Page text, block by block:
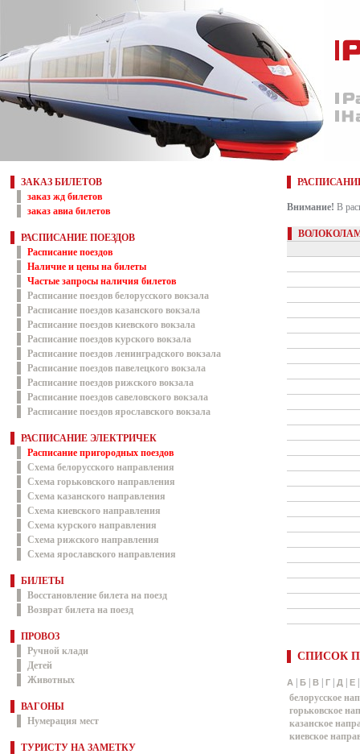
ЗАКАЗ БИЛЕТОВ
заказ жд билетов
заказ авиа билетов
РАСПИСАНИЕ ПОЕЗДОВ
Расписание поездов
Наличие и цены на билеты
Частые запросы наличия билетов
Расписание поездов белорусского вокзала
Расписание поездов казанского вокзала
Расписание поездов киевского вокзала
Расписание поездов курского вокзала
Расписание поездов ленинградского вокзала
Расписание поездов павелецкого вокзала
Расписание поездов рижского вокзала
Расписание поездов савеловского вокзала
Расписание поездов ярославского вокзала
РАСПИСАНИЕ ЭЛЕКТРИЧЕК
Расписание пригородных поездов
Схема белорусского направления
Схема горьковского направления
Схема казанского направления
Схема киевского направления
Схема курского направления
Схема рижского направления
Схема ярославского направления
БИЛЕТЫ
Восстановление билета на поезд
Возврат билета на поезд
ПРОВОЗ
Ручной клади
Детей
Животных
ВАГОНЫ
Нумерация мест
ТУРИСТУ НА ЗАМЕТКУ
Внимание! В
СПИСОК
А Б В Г Д Е
белорусское
горьковское
казанское
киевское